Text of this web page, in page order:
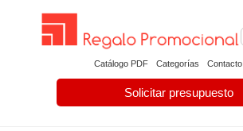
Catálogo PDF Categorías Contacto
Solicitar presupuesto